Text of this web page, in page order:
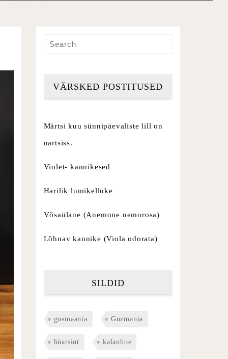
VÄRSKED POSTITUSED
Märtsi kuu sünnipäevaliste lill on
nartsiss.
Violet- kannikesed
Harilik lumikelluke
Võsaülane (Anemone nemorosa)
Lõhnav kannike (Viola odorata)
SILDID
gusmaania Guzmania
hüatsint kalanhoe